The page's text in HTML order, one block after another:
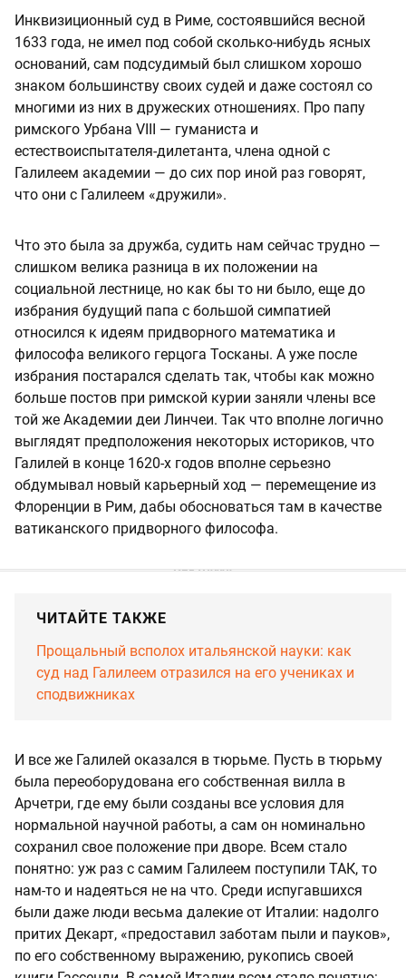
Инквизиционный суд в Риме, состоявшийся весной
1633 года, не имел под собой сколько-нибудь ясных
оснований, сам подсудимый был слишком хорошо
знаком большинству своих судей и даже состоял со
многими из них в дружеских отношениях. Про папу
римского Урбана VIII — гуманиста и
естествоиспытателя-дилетанта, члена одной с
Галилеем академии — до сих пор иной раз говорят,
что они с Галилеем «дружили».
Что это была за дружба, судить нам сейчас трудно —
слишком велика разница в их положении на
социальной лестнице, но как бы то ни было, еще до
избрания будущий папа с большой симпатией
относился к идеям придворного математика и
философа великого герцога Тосканы. А уже после
избрания постарался сделать так, чтобы как можно
больше постов при римской курии заняли члены все
той же Академии деи Линчеи. Так что вполне логично
выглядят предположения некоторых историков, что
Галилей в конце 1620-х годов вполне серьезно
обдумывал новый карьерный ход — перемещение из
Флоренции в Рим, дабы обосноваться там в качестве
ватиканского придворного философа.
ЧИТАЙТЕ ТАКЖЕ
Прощальный всполох итальянской науки: как
суд над Галилеем отразился на его учениках и
сподвижниках
И все же Галилей оказался в тюрьме. Пусть в тюрьму
была переоборудована его собственная вилла в
Арчетри, где ему были созданы все условия для
нормальной научной работы, а сам он номинально
сохранил свое положение при дворе. Всем стало
понятно: уж раз с самим Галилеем поступили ТАК, то
нам-то и надеяться не на что. Среди испугавшихся
были даже люди весьма далекие от Италии: надолго
притих Декарт, «предоставил заботам пыли и пауков»,
по его собственному выражению, рукопись своей